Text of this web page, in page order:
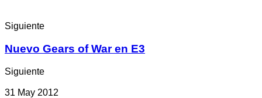
Siguiente
Nuevo Gears of War en E3
Siguiente
31 May 2012